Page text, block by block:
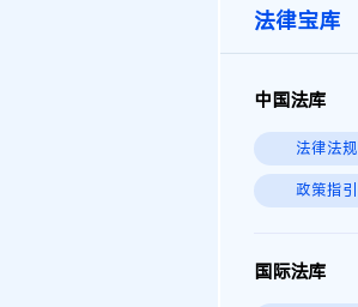
法律宝库
中国法库
法律法规
政策指引
国际法库